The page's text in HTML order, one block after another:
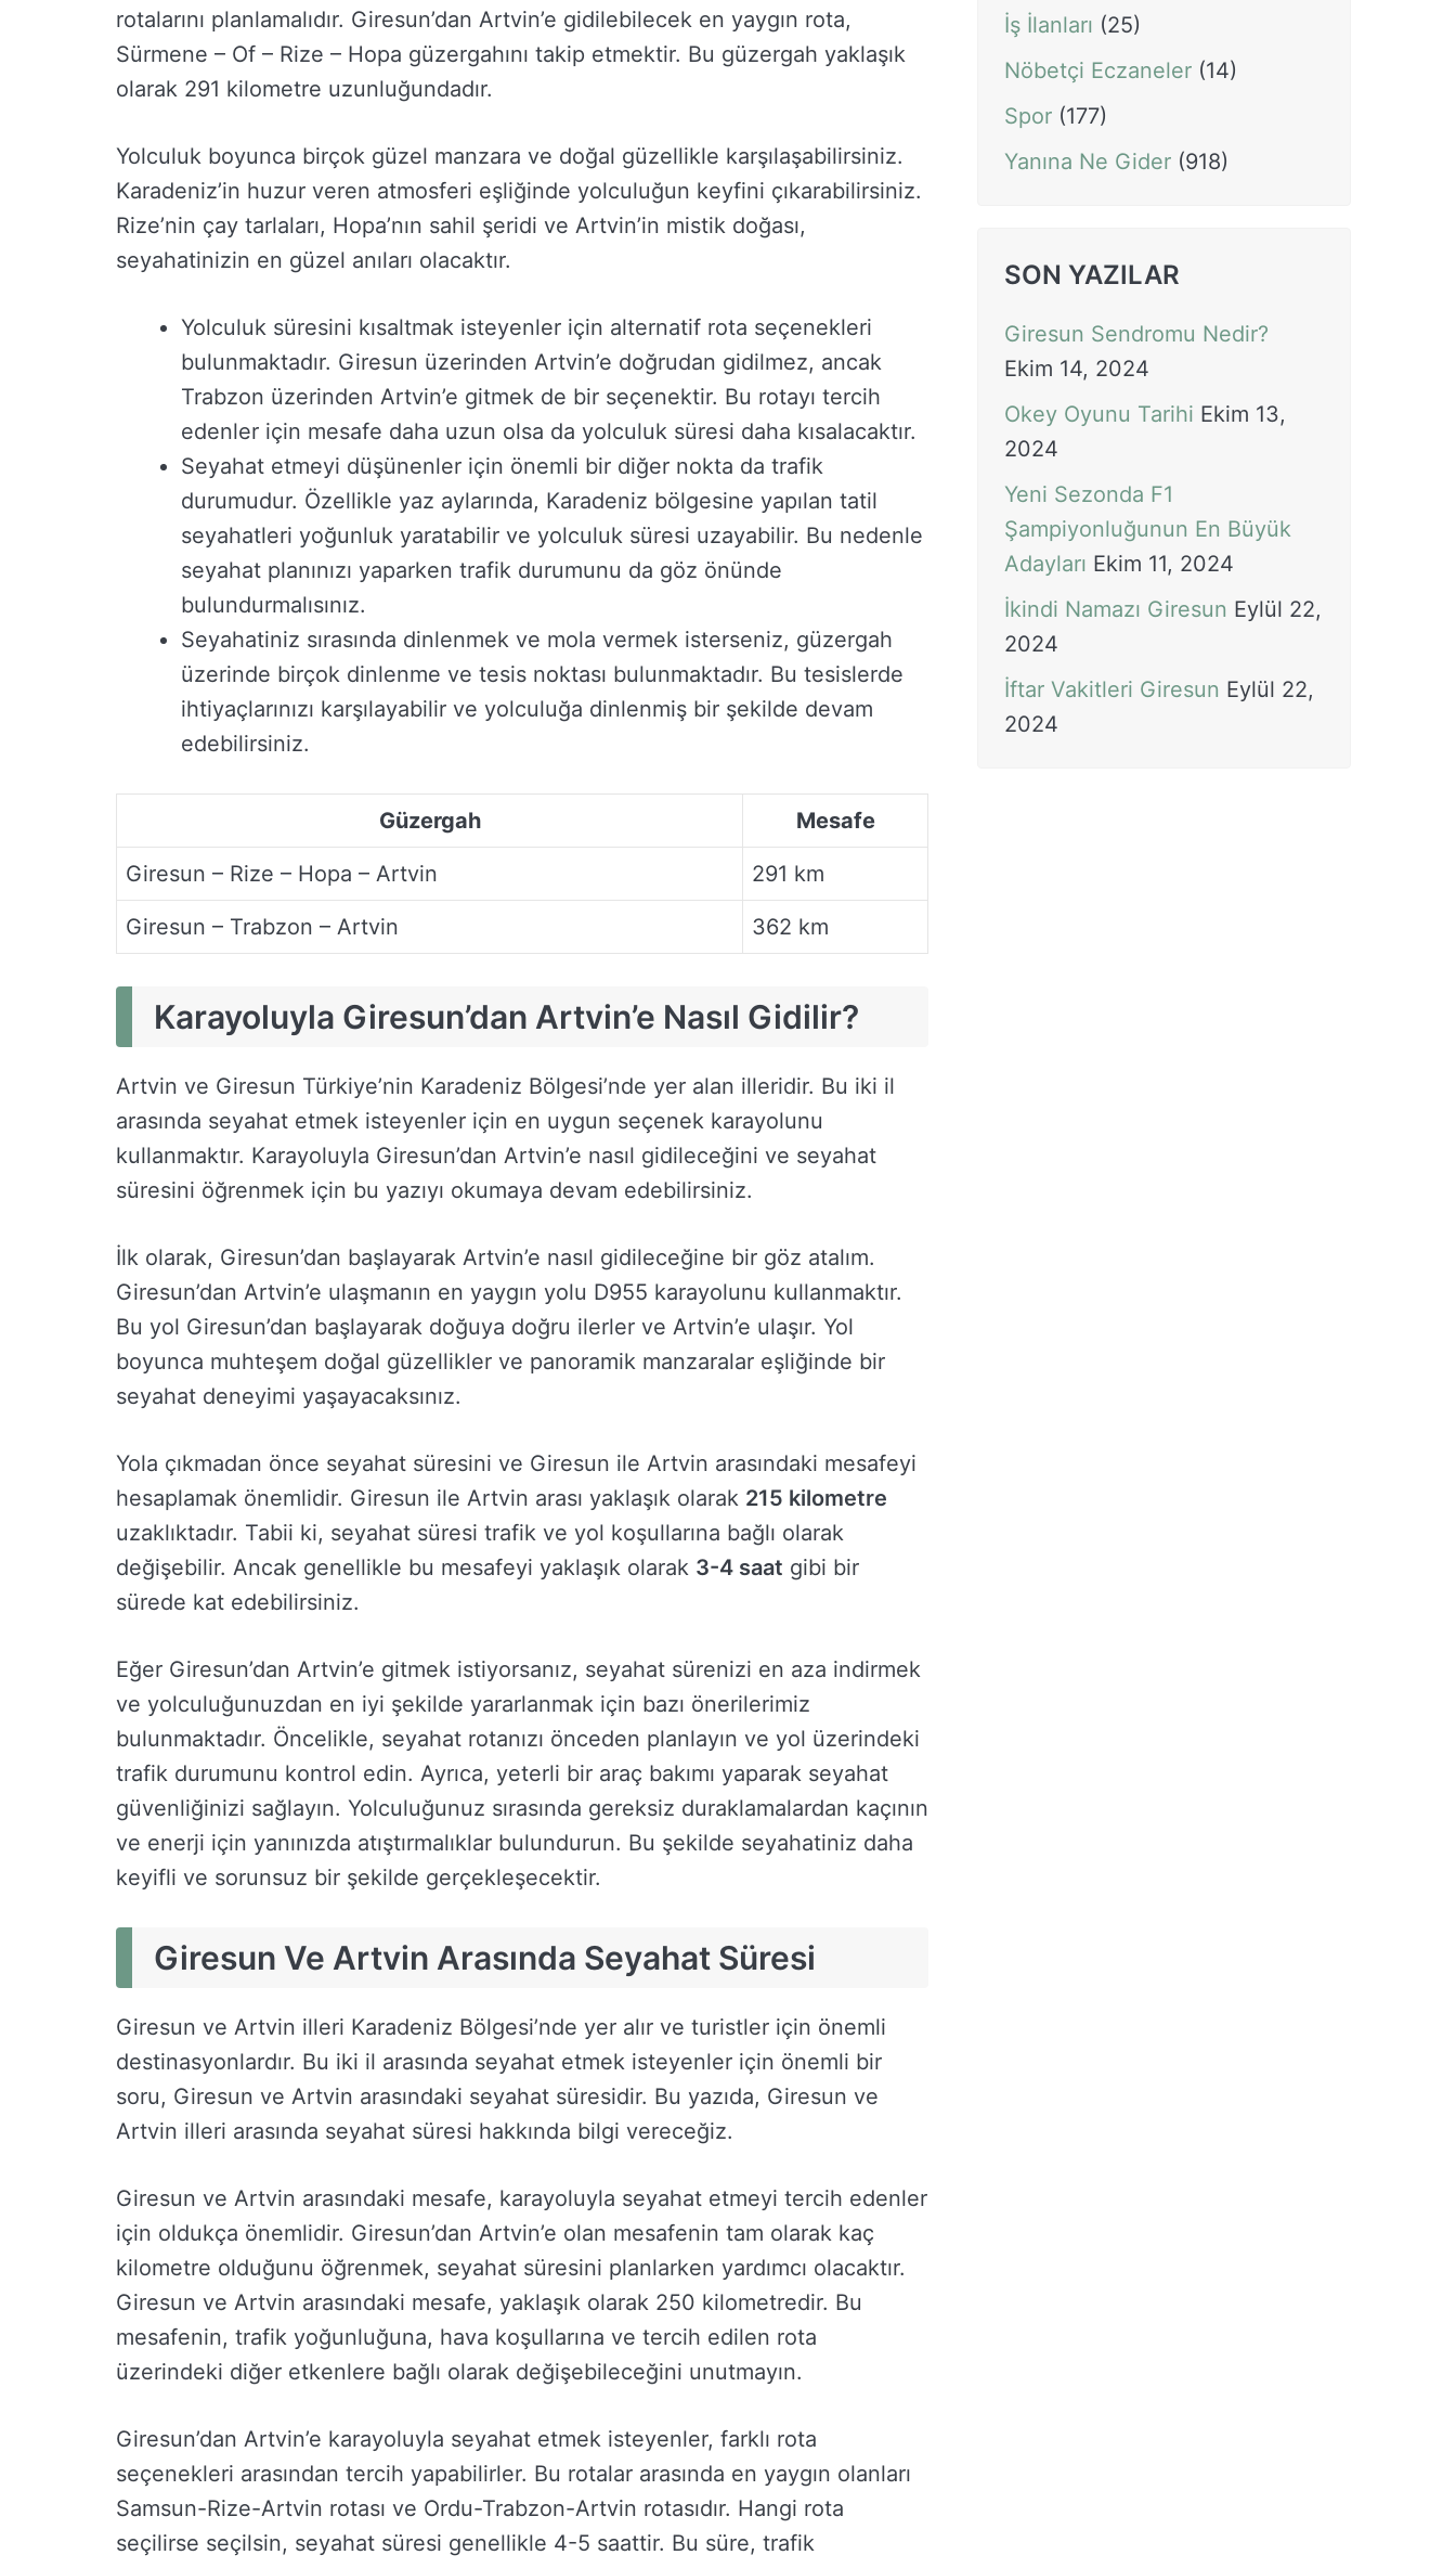
rotalarını planlamalıdır. Giresun’dan Artvin’e gidilebilecek en yaygın rota,
Sürmene – Of – Rize – Hopa güzergahını takip etmektir. Bu güzergah yaklaşık
olarak 291 kilometre uzunluğundadır.
Yolculuk boyunca birçok güzel manzara ve doğal güzellikle karşılaşabilirsiniz.
Karadeniz’in huzur veren atmosferi eşliğinde yolculuğun keyfini çıkarabilirsiniz.
Rize’nin çay tarlaları, Hopa’nın sahil şeridi ve Artvin’in mistik doğası,
seyahatinizin en güzel anıları olacaktır.
Yolculuk süresini kısaltmak isteyenler için alternatif rota seçenekleri
bulunmaktadır. Giresun üzerinden Artvin’e doğrudan gidilmez, ancak
Trabzon üzerinden Artvin’e gitmek de bir seçenektir. Bu rotayı tercih
edenler için mesafe daha uzun olsa da yolculuk süresi daha kısalacaktır.
Seyahat etmeyi düşünenler için önemli bir diğer nokta da trafik
durumudur. Özellikle yaz aylarında, Karadeniz bölgesine yapılan tatil
seyahatleri yoğunluk yaratabilir ve yolculuk süresi uzayabilir. Bu nedenle
seyahat planınızı yaparken trafik durumunu da göz önünde
bulundurmalısınız.
Seyahatiniz sırasında dinlenmek ve mola vermek isterseniz, güzergah
üzerinde birçok dinlenme ve tesis noktası bulunmaktadır. Bu tesislerde
ihtiyaçlarınızı karşılayabilir ve yolculuğa dinlenmiş bir şekilde devam
edebilirsiniz.
Güzergah Mesafe
Giresun – Rize – Hopa – Artvin 291 km
Giresun – Trabzon – Artvin 362 km
Karayoluyla Giresun’dan Artvin’e Nasıl Gidilir?
Artvin ve Giresun Türkiye’nin Karadeniz Bölgesi’nde yer alan illeridir. Bu iki il
arasında seyahat etmek isteyenler için en uygun seçenek karayolunu
kullanmaktır. Karayoluyla Giresun’dan Artvin’e nasıl gidileceğini ve seyahat
süresini öğrenmek için bu yazıyı okumaya devam edebilirsiniz.
İlk olarak, Giresun’dan başlayarak Artvin’e nasıl gidileceğine bir göz atalım.
Giresun’dan Artvin’e ulaşmanın en yaygın yolu D955 karayolunu kullanmaktır.
Bu yol Giresun’dan başlayarak doğuya doğru ilerler ve Artvin’e ulaşır. Yol
boyunca muhteşem doğal güzellikler ve panoramik manzaralar eşliğinde bir
seyahat deneyimi yaşayacaksınız.
Yola çıkmadan önce seyahat süresini ve Giresun ile Artvin arasındaki mesafeyi
hesaplamak önemlidir. Giresun ile Artvin arası yaklaşık olarak 215 kilometre
uzaklıktadır. Tabii ki, seyahat süresi trafik ve yol koşullarına bağlı olarak
değişebilir. Ancak genellikle bu mesafeyi yaklaşık olarak 3-4 saat gibi bir
sürede kat edebilirsiniz.
Eğer Giresun’dan Artvin’e gitmek istiyorsanız, seyahat sürenizi en aza indirmek
ve yolculuğunuzdan en iyi şekilde yararlanmak için bazı önerilerimiz
bulunmaktadır. Öncelikle, seyahat rotanızı önceden planlayın ve yol üzerindeki
trafik durumunu kontrol edin. Ayrıca, yeterli bir araç bakımı yaparak seyahat
güvenliğinizi sağlayın. Yolculuğunuz sırasında gereksiz duraklamalardan kaçının
ve enerji için yanınızda atıştırmalıklar bulundurun. Bu şekilde seyahatiniz daha
keyifli ve sorunsuz bir şekilde gerçekleşecektir.
Giresun Ve Artvin Arasında Seyahat Süresi
Giresun ve Artvin illeri Karadeniz Bölgesi’nde yer alır ve turistler için önemli
destinasyonlardır. Bu iki il arasında seyahat etmek isteyenler için önemli bir
soru, Giresun ve Artvin arasındaki seyahat süresidir. Bu yazıda, Giresun ve
Artvin illeri arasında seyahat süresi hakkında bilgi vereceğiz.
Giresun ve Artvin arasındaki mesafe, karayoluyla seyahat etmeyi tercih edenler
için oldukça önemlidir. Giresun’dan Artvin’e olan mesafenin tam olarak kaç
kilometre olduğunu öğrenmek, seyahat süresini planlarken yardımcı olacaktır.
Giresun ve Artvin arasındaki mesafe, yaklaşık olarak 250 kilometredir. Bu
mesafenin, trafik yoğunluğuna, hava koşullarına ve tercih edilen rota
üzerindeki diğer etkenlere bağlı olarak değişebileceğini unutmayın.
Giresun’dan Artvin’e karayoluyla seyahat etmek isteyenler, farklı rota
seçenekleri arasından tercih yapabilirler. Bu rotalar arasında en yaygın olanları
Samsun-Rize-Artvin rotası ve Ordu-Trabzon-Artvin rotasıdır. Hangi rota
seçilirse seçilsin, seyahat süresi genellikle 4-5 saattir. Bu süre, trafik
İş İlanları (25)
Nöbetçi Eczaneler (14)
Spor (177)
Yanına Ne Gider (918)
SON YAZILAR
Giresun Sendromu Nedir?
Ekim 14, 2024
Okey Oyunu Tarihi Ekim 13,
2024
Yeni Sezonda F1
Şampiyonluğunun En Büyük
Adayları Ekim 11, 2024
İkindi Namazı Giresun Eylül 22,
2024
İftar Vakitleri Giresun Eylül 22,
2024